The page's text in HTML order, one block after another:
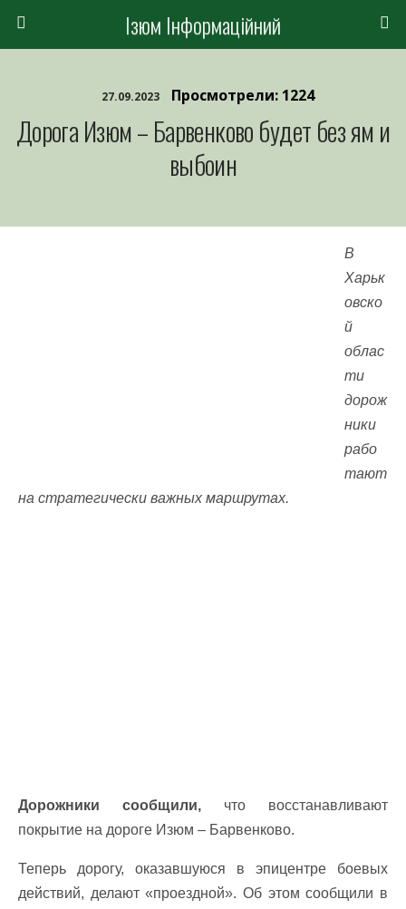
Ізюм Інформаційний
27.09.2023 Просмотрели: 1224
Дорога Изюм – Барвенково будет без ям и
выбоин
В
Харьк
овско
й
облас
ти
дорож
ники
рабо
тают
на стратегически важных маршрутах.
Дорожники сообщили, что восстанавливают
покрытие на дороге Изюм – Барвенково.
Теперь дорогу, оказавшуюся в эпицентре боевых
действий, делают «проездной». Об этом сообщили в